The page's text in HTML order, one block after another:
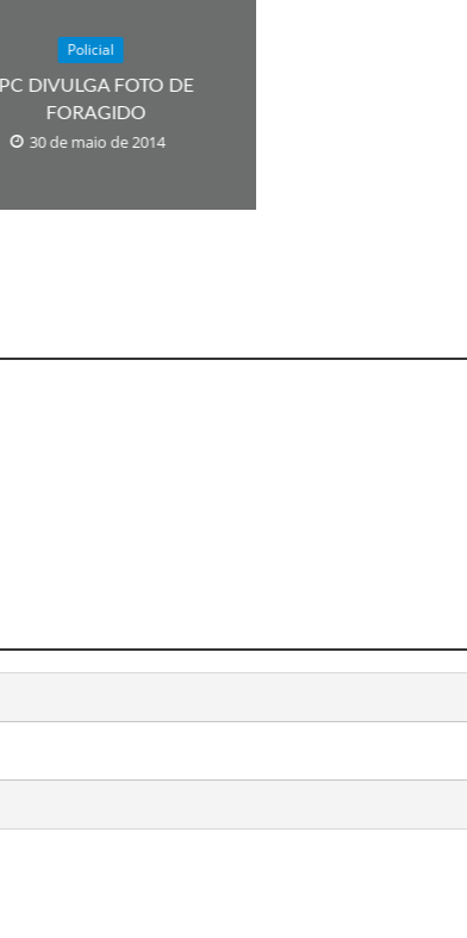
Policial
PC DIVULGA FOTO DE
FORAGIDO
30 de maio de 2014